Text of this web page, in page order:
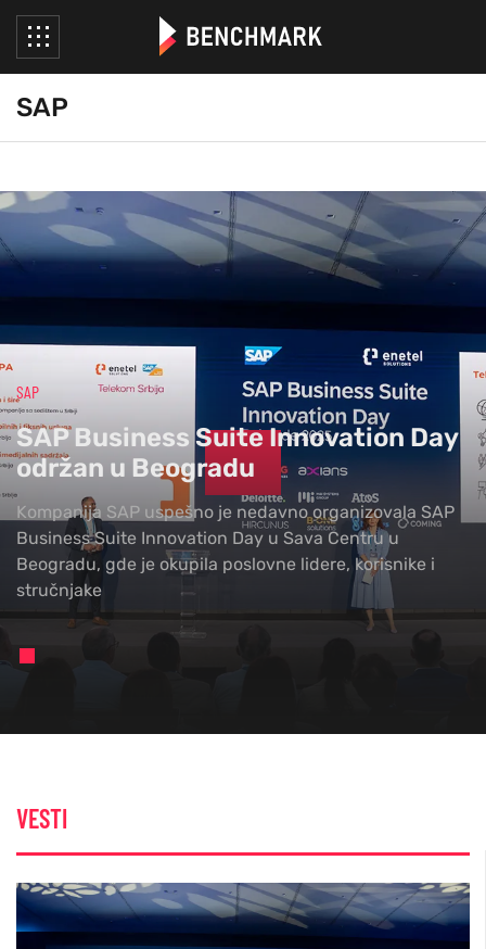
SAP
SAP
SAP Business Suite Innovation Day
održan u Beogradu
Kompanija SAP uspešno je nedavno organizovala SAP
Business Suite Innovation Day u Sava Centru u
Beogradu, gde je okupila poslovne lidere, korisnike i
stručnjake
;
VESTI